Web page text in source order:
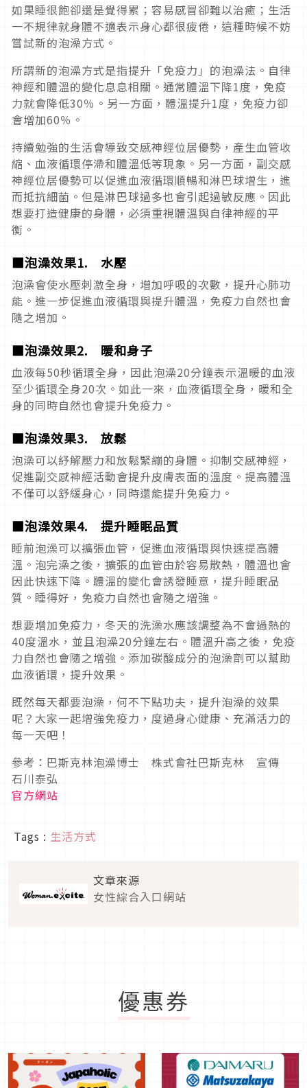
如果睡很飽卻還是覺得累；容易感冒卻難以治癒；生活
一不規律就身體不適表示身心都很疲倦，這種時候不妨
嘗試新的泡澡方式。
所謂新的泡澡方式是指提升「免疫力」的泡澡法。自律
神經和體溫的變化息息相關。通常體溫下降1度，免疫
力就會降低30％。另一方面，體溫提升1度，免疫力卻
會增加60％。
持續勉強的生活會導致交感神經位居優勢，產生血管收
縮、血液循環停滯和體溫低等現象。另一方面，副交感
神經位居優勢可以促進血液循環順暢和淋巴球增生，進
而抵抗細菌。但是淋巴球過多也會引起過敏反應。因此
想要打造健康的身體，必須重視體溫與自律神經的平
衡。
■泡澡效果1. 水壓
泡澡會使水壓刺激全身，增加呼吸的次數，提升心肺功
能。進一步促進血液循環與提升體溫，免疫力自然也會
隨之增加。
■泡澡效果2. 暖和身子
血液每50秒循環全身，因此泡澡20分鐘表示溫暖的血液
至少循環全身20次。如此一來，血液循環全身，暖和全
身的同時自然也會提升免疫力。
■泡澡效果3. 放鬆
泡澡可以紓解壓力和放鬆緊繃的身體。抑制交感神經，
促進副交感神經活動會提升皮膚表面的溫度。提高體溫
不僅可以舒緩身心，同時還能提升免疫力。
■泡澡效果4. 提升睡眠品質
睡前泡澡可以擴張血管，促進血液循環與快速提高體
溫。泡完澡之後，擴張的血管由於容易散熱，體溫也會
因此快速下降。體溫的變化會誘發睡意，提升睡眠品
質。睡得好，免疫力自然也會隨之增強。
想要增加免疫力，冬天的洗澡水應該調整為不會過熱的
40度溫水，並且泡澡20分鐘左右。體溫升高之後，免疫
力自然也會隨之增強。添加碳酸成分的泡澡劑可以幫助
血液循環，提升效果。
既然每天都要泡澡，何不下點功夫，提升泡澡的效果
呢？大家一起增強免疫力，度過身心健康、充滿活力的
每一天吧！
參考：巴斯克林泡澡博士 株式會社巴斯克林 宣傳
石川泰弘
官方網站
Tags : 生活方式
文章來源
女性綜合入口網站
優惠券